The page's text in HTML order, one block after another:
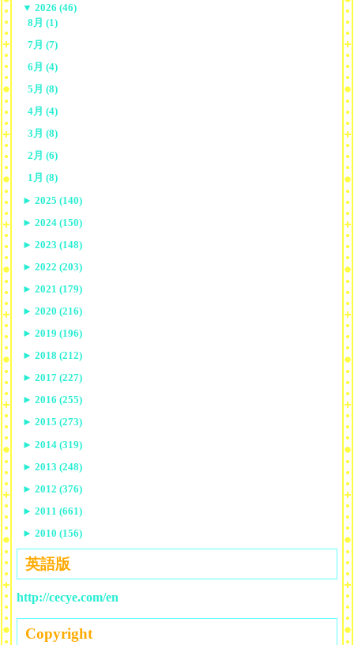
▼ 2026 (46)
8月 (1)
7月 (7)
6月 (4)
5月 (8)
4月 (4)
3月 (8)
2月 (6)
1月 (8)
► 2025 (140)
► 2024 (150)
► 2023 (148)
► 2022 (203)
► 2021 (179)
► 2020 (216)
► 2019 (196)
► 2018 (212)
► 2017 (227)
► 2016 (255)
► 2015 (273)
► 2014 (319)
► 2013 (248)
► 2012 (376)
► 2011 (661)
► 2010 (156)
英語版
http://cecye.com/en
Copyright